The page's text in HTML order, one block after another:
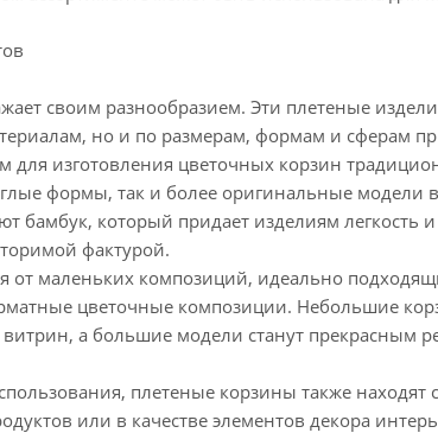
своим разнообразием. Эти плетеные
но и по размерам, формам и сферам
изготовления цветочных корзин
формы, так и более оригинальные
бамбук, который придает изделиям легкость
фактурой.
маленьких композиций, идеально
цветочные композиции. Небольшие
а большие модели станут прекрасным
плетеные корзины также находят
или в качестве элементов декора